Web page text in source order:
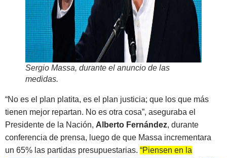
Sergio Massa, durante el anuncio de las
medidas.
“No es el plan platita, es el plan justicia; que los que más
tienen mejor repartan. No es otra cosa”, aseguraba el
Presidente de la Nación, Alberto Fernández, durante
conferencia de prensa, luego de que Massa incrementara
un 65% las partidas presupuestarias. “Piensen en la